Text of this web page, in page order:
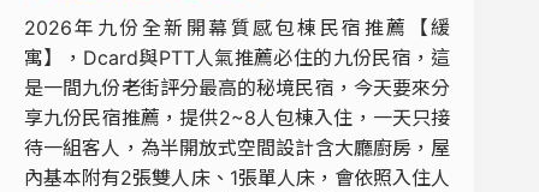
2026年九份全新開幕質感包棟民宿推薦【緩
寓】，Dcard與PTT人氣推薦必住的九份民宿，這
是一間九份老街評分最高的秘境民宿，今天要來分
享九份民宿推薦，提供2~8人包棟入住，一天只接
待一組客人，為半開放式空間設計含大廳廚房，屋
內基本附有2張雙人床、1張單人床，會依照入住人